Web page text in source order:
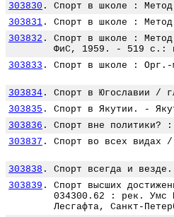
303830 . Спорт в школе :
303831 . Спорт в школе :
303832 .
Спорт в школе :
ФиС, 1959. - 519 с.:
303833 . Спорт в школе :
303834 . Спорт в Югославии /
303835 . Спорт в Якутии. -
303836 . Спорт вне политики?
303837 . Спорт во всех
303838 . Спорт всегда и
303839 .
Спорт высших
034300.62 : рек. Умс
Лесгафта, Санкт-